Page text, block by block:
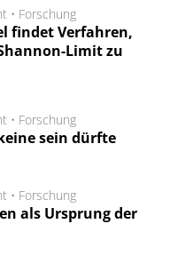
• Forschung
findet Verfahren,
Limit zu
• Forschung
sein dürfte
• Forschung
als Ursprung der